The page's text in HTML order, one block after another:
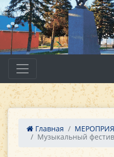
Главная
Музыкальный